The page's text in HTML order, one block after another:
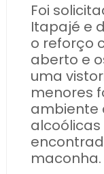
Foi
Itapajé e
o reforço
aberto e
uma
menores
ambiente
maconha.